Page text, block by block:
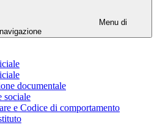
Menu di
navigazione
documentale
sociale
e Codice di comportamento